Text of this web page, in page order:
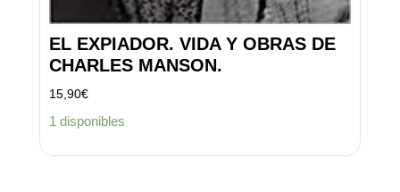
EL EXPIADOR. VIDA Y OBRAS DE
CHARLES MANSON.
15,90€
1 disponibles